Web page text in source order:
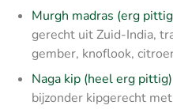
Murgh madras (erg
gerecht uit Zuid-India,
gember, knoflook,
Naga kip (heel erg pittig)
bijzonder kipgerecht